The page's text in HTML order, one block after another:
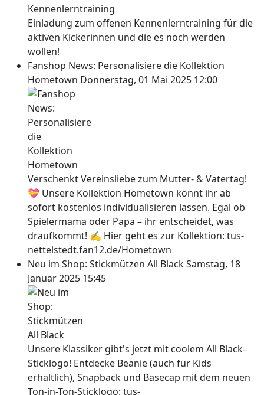
Einladung zum offenen Kennenlerntraining für die
aktiven Kickerinnen und die es noch werden
wollen!
Fanshop News: Personalisiere die Kollektion
Hometown Donnerstag, 01 Mai 2025 12:00
Verschenkt Vereinsliebe zum Mutter- & Vatertag!
💝 Unsere Kollektion Hometown könnt ihr ab
sofort kostenlos individualisieren lassen. Egal ob
Spielermama oder Papa – ihr entscheidet, was
draufkommt! ✍ Hier geht es zur Kollektion: tus-
nettelstedt.fan12.de/Hometown
Neu im Shop: Stickmützen All BlackSamstag, 18
Januar 2025 15:45
Unsere Klassiker gibt's jetzt mit coolem All Black-
Sticklogo! Entdecke Beanie (auch für Kids
erhältlich), Snapback und Basecap mit dem neuen
Ton-in-Ton-Sticklogo: tus-